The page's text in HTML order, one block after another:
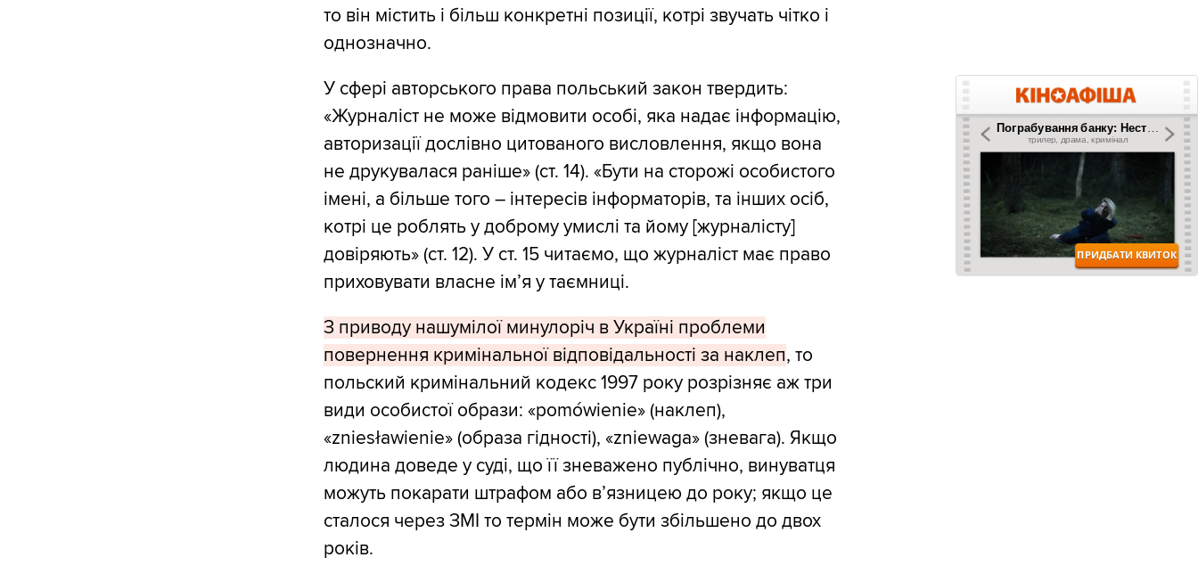
то він містить і більш конкретні позиції, котрі звучать чітко і
однозначно.
У сфері авторського права польський закон твердить:
«Журналіст не може відмовити особі, яка надає інформацію,
авторизації дослівно цитованого висловлення, якщо вона
не друкувалася раніше» (ст. 14). «Бути на сторожі особистого
імені, а більше того – інтересів інформаторів, та інших осіб,
котрі це роблять у доброму умислі та йому [журналісту]
довіряють» (ст. 12). У ст. 15 читаємо, що журналіст має право
приховувати власне ім’я у таємниці.
З приводу нашумілої минулоріч в Україні проблеми
повернення кримінальної відповідальності за наклеп, то
польский кримінальний кодекс 1997 року розрізняє аж три
види особистої образи: «pomówienie» (наклеп),
«zniesławienie» (образа гідності), «zniewaga» (зневага). Якщо
людина доведе у суді, що її зневажено публічно, винуватця
можуть покарати штрафом або в’язницею до року; якщо це
сталося через ЗМІ то термін може бути збільшено до двох
років.